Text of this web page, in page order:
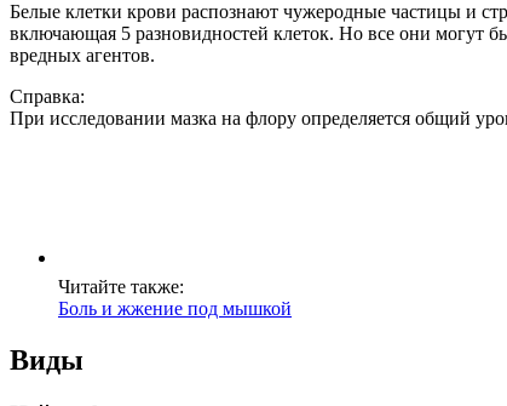
Белые клетки крови распознают чужеродные частицы и
включающая 5 разновидностей клеток. Но все они могут
вредных агентов.
Справка:
При исследовании мазка на флору определяется общий
Читайте также:
Боль и жжение под мышкой
Виды